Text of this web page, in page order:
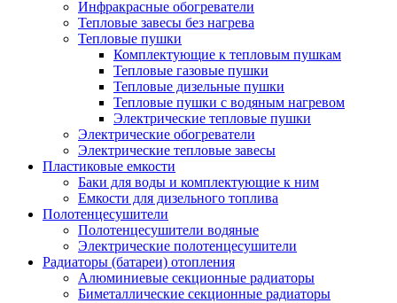
Инфракрасные обогреватели
Тепловые завесы без нагрева
Тепловые пушки
Комплектующие к тепловым пушкам
Тепловые газовые пушки
Тепловые дизельные пушки
Тепловые пушки с водяным нагревом
Электрические тепловые пушки
Электрические обогреватели
Электрические тепловые завесы
Пластиковые емкости
Баки для воды и комплектующие к ним
Емкости для дизельного топлива
Полотенцесушители
Полотенцесушители водяные
Электрические полотенцесушители
Радиаторы (батареи) отопления
Алюминиевые секционные радиаторы
Биметаллические секционные радиаторы